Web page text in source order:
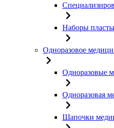
Наборы
Одноразовое
Одноразовые
Одноразовая
Шапочки